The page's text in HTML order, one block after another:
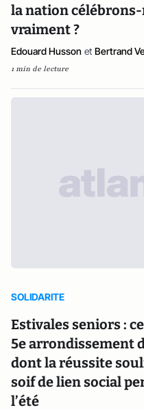
la nation
vraiment ?
Edouard Husson et Bertrand
1 min de lecture
SOLIDARITE
Estivales seniors :
5e arrondissement
dont la réussite
soif de lien social
l’été